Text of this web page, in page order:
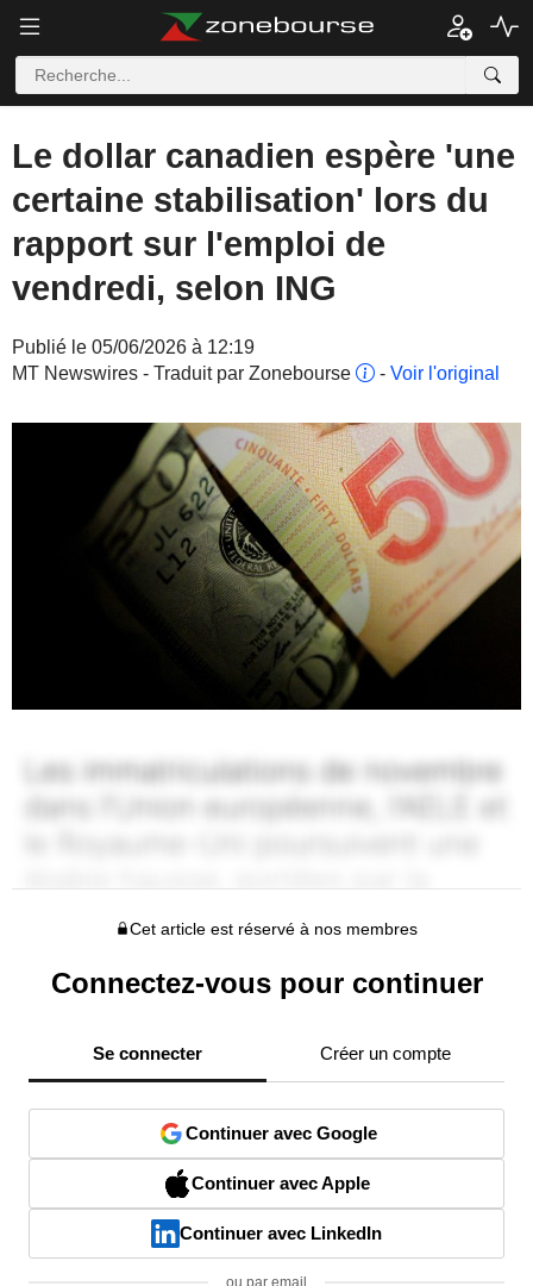
Le dollar canadien espère 'une
certaine stabilisation' lors du
rapport sur l'emploi de
vendredi, selon ING
Publié le 05/06/2026 à 12:19
MT Newswires - Traduit par Zonebourse
- Voir l'original
Cet article est réservé à nos membres
Connectez-vous pour continuer
Se connecter Créer un compte
Continuer avec Google
Continuer avec Apple
Continuer avec LinkedIn
ou par email